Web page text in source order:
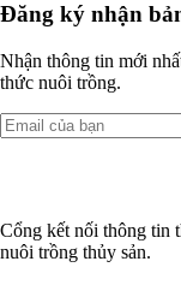
Đăng ký nhận
Nhận thông tin mới
thức nuôi trồng.
Cổng kết nối thông tin
nuôi trồng thủy sản.